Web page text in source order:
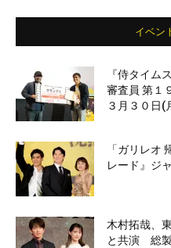
イベン
『侍タイム
審査員 第１
３月３０日(
「ガリレオ
レード』ジ
木村拓哉、
と共演 総